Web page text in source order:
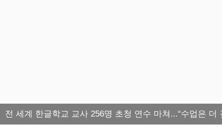
전 세계 한글학교 교사 256명 초청 연수 마쳐...“수업은 더